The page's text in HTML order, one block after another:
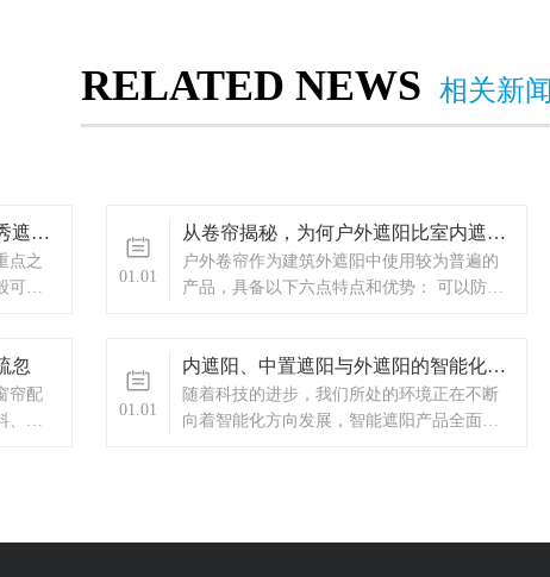
RELATED NEWS 相关新闻
欧式百叶——室内外都适合的优秀遮阳帘
点之
可节
01.01
从卷帘揭秘，为何户外遮阳比室内遮阳效果好
​户外卷帘作为建筑外遮阳中使用较为普遍的
产品，具备以下六点特点和优势： 可以防止
通过减少热量损失来保持家中温度。
忽
帘配
、金
01.01
内遮阳、中置遮阳与外遮阳的智能化发展
​随着科技的进步，我们所处的环境正在不断
向着智能化方向发展，智能遮阳产品全面进